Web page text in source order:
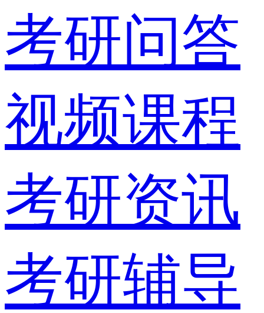
考研问答
视频课程
考研资讯
考研辅导